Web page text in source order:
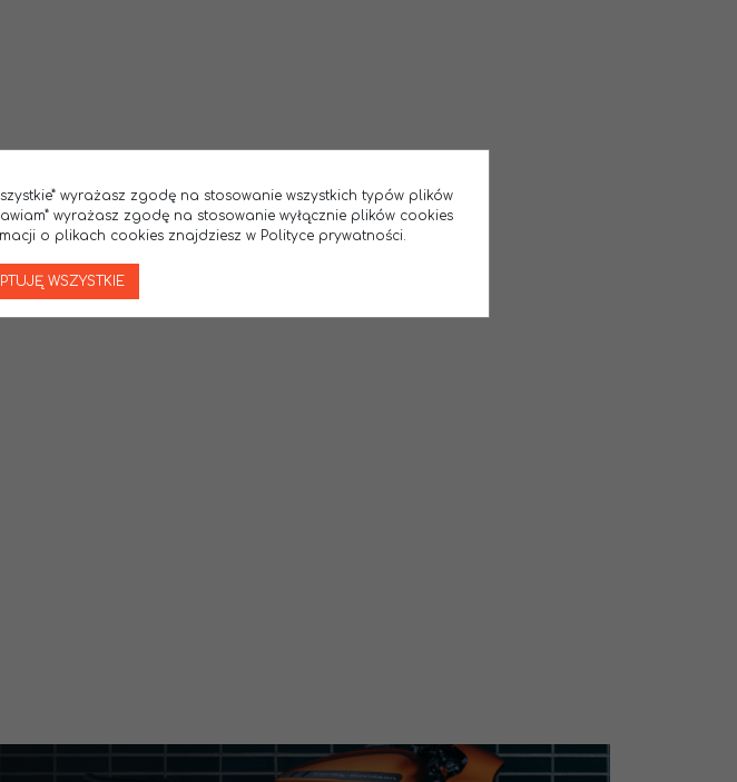
wyrażasz zgodę na stosowanie wszystkich typów plików
wyrażasz zgodę na stosowanie wyłącznie plików cookies
o plikach cookies znajdziesz w Polityce prywatności.
WSZYSTKIE